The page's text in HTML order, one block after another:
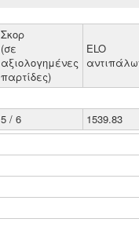
Σκορ
(σε
αξιολογημένες
παρτίδες)
ELO
5 / 6 1539.83